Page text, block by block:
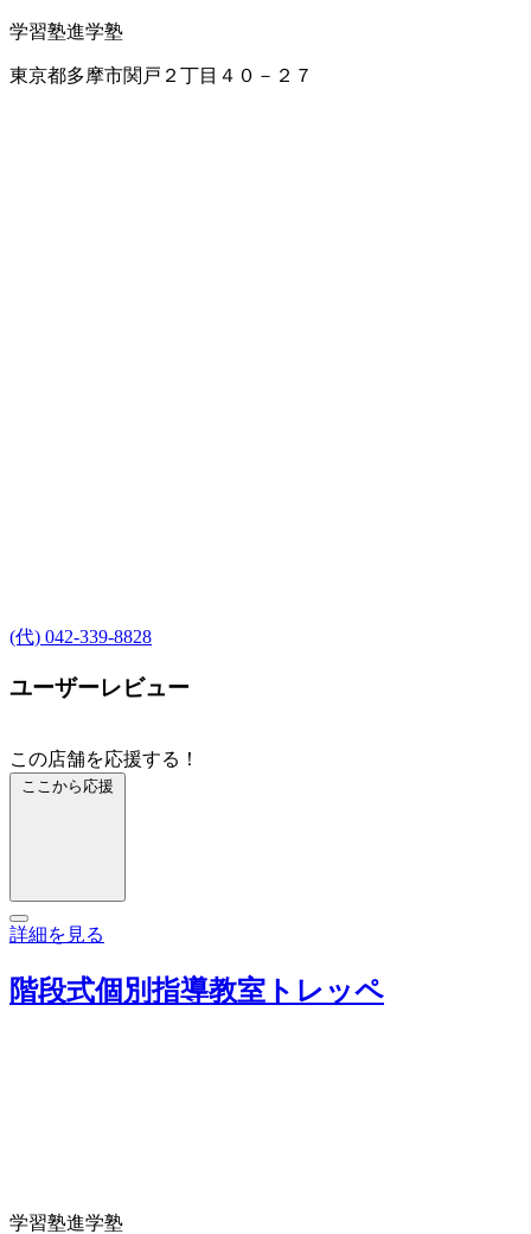
学習塾進学塾
東京都多摩市関戸２丁目４０－２７
(代) 042-339-8828
ユーザーレビュー
この店舗を応援する！
ここから応援
詳細を見る
階段式個別指導教室トレッペ
学習塾進学塾